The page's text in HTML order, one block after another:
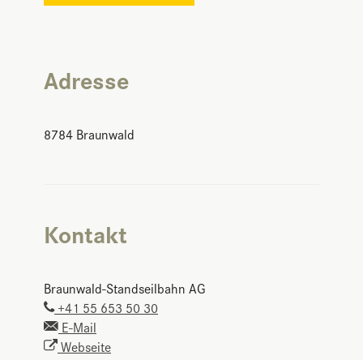
Adresse
8784 Braunwald
Kontakt
Braunwald-Standseilbahn AG
+41 55 653 50 30
E-Mail
Webseite